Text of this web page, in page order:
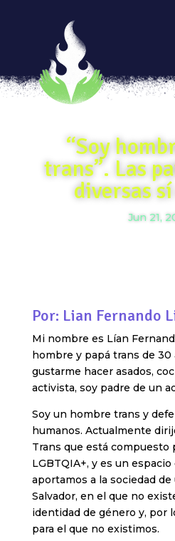
“Soy
trans”. Las
diversas
Jun 21,
Por: Lian Fernando
Mi nombre es Lían
hombre y papá trans de 30
gustarme hacer asados,
activista, soy padre de un
Soy un hombre trans y
humanos. Actualmente
Trans que está compuesto
LGBTQIA+, y es un
aportamos a la sociedad de
Salvador, en el que no
identidad de género y, por
para el que no existimos.